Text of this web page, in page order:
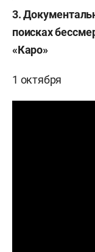
3.
поисках
«Каро»
1 октября